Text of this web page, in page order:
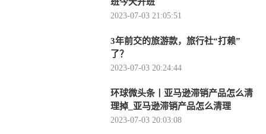
2023-07-03 21:05:51
3年前交的旅游款，旅行社“打赖”
了？
2023-07-03 20:24:44
环球微头条丨亚马逊滞销产品怎么清
理掉_亚马逊滞销产品怎么清理
2023-07-03 20:03:08